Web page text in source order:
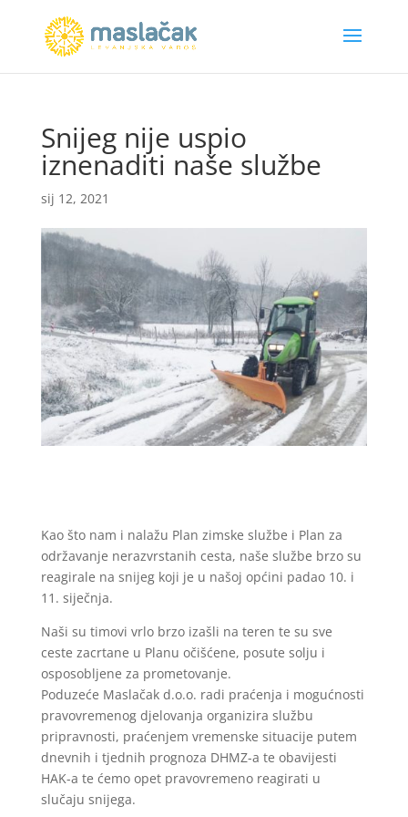
Snijeg nije uspio
iznenaditi naše službe
sij 12, 2021
Kao što nam i nalažu Plan zimske službe i Plan za
održavanje nerazvrstanih cesta, naše službe brzo su
reagirale na snijeg koji je u našoj općini padao 10. i
11. siječnja.
Naši su timovi vrlo brzo izašli na teren te su sve
ceste zacrtane u Planu očišćene, posute solju i
osposobljene za prometovanje.
Poduzeće Maslačak d.o.o. radi praćenja i mogućnosti
pravovremenog djelovanja organizira službu
pripravnosti, praćenjem vremenske situacije putem
dnevnih i tjednih prognoza DHMZ-a te obavijesti
HAK-a te ćemo opet pravovremeno reagirati u
slučaju snijega.